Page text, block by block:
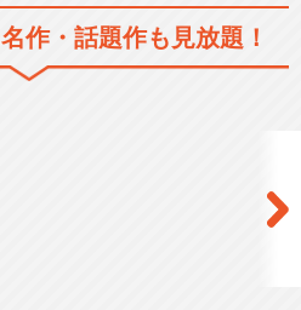
名作・話題作も見放題！